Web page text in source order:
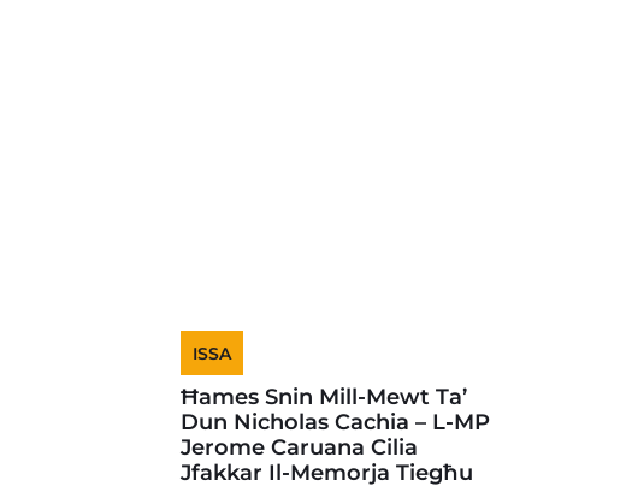
ISSA
Ħames Snin Mill-Mewt Ta’
Dun Nicholas Cachia – L-MP
Jerome Caruana Cilia
Jfakkar Il-Memorja Tiegħu